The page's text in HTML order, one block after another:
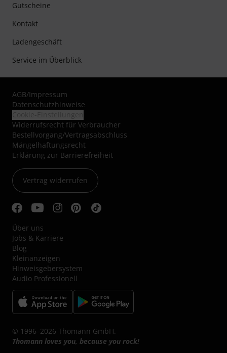
Gutscheine
Kontakt
Ladengeschäft
Service im Überblick
AGB/Impressum
Datenschutzhinweise
Widerrufsrecht für Verbraucher
Bestellvorgang/Vertragsabschluss
Mängelhaftungsrecht
Erklärung zur Barrierefreiheit
Vertrag widerrufen
Über uns
Jobs & Karriere
Blog
Kleinanzeigen
Hinweisgebersystem
Audio Professionell
© 1996–2026 Thomann GmbH.
Thomann loves you, because you rock!